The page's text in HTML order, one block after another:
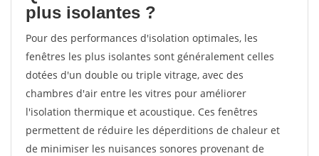
plus isolantes ?
Pour des performances d'isolation optimales, les
fenêtres les plus isolantes sont généralement celles
dotées d'un double ou triple vitrage, avec des
chambres d'air entre les vitres pour améliorer
l'isolation thermique et acoustique. Ces fenêtres
permettent de réduire les déperditions de chaleur et
de minimiser les nuisances sonores provenant de